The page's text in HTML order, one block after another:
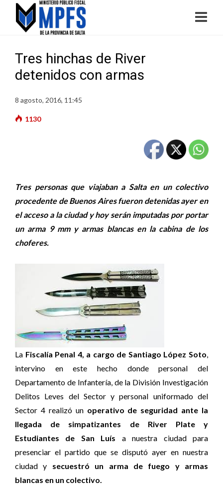
Tres hinchas de River
detenidos con armas
8 agosto, 2016, 11:45
1130
Tres personas que viajaban a Salta en un colectivo
procedente de Buenos Aires fueron detenidas ayer en
el acceso a la ciudad y hoy serán imputadas por portar
un arma 9 mm y armas blancas en la cabina de los
choferes.
La Fiscalía Penal 4, a cargo de Santiago López Soto,
intervino en este hecho donde personal del
Departamento de Infantería, de la División Investigación
Delitos Leves del Sector y personal uniformado del
Sector 4 realizó unoperativo de seguridad ante la
llegada de simpatizantes de River Plate y
Estudiantes de San Luís a nuestra ciudad para
presenciar el partido que se disputó ayer en nuestra
ciudad y secuestró un arma de fuego y armas
blancas en un colectivo.